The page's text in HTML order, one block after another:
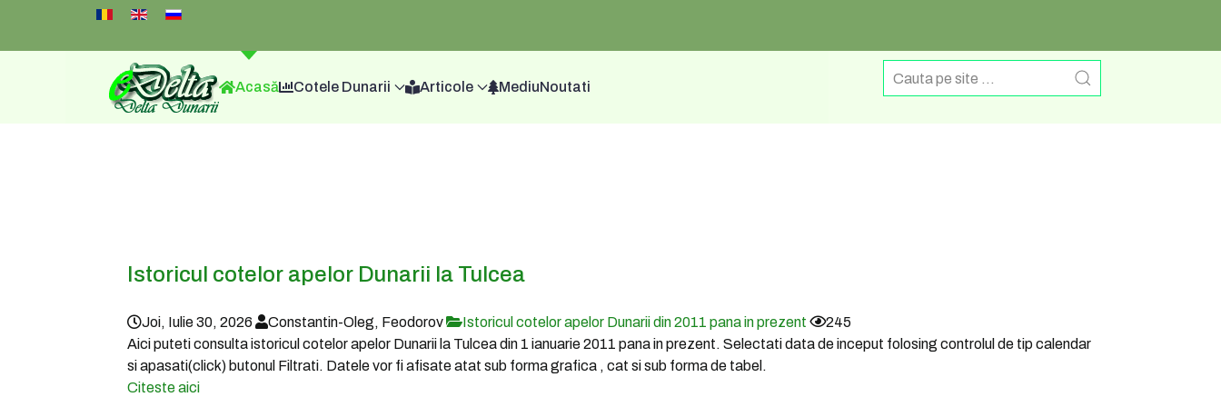
Select your language
Acasă Cotele Dunarii Articole MediuNoutati
Istoricul cotelor apelor Dunarii la Tulcea
Joi, Iulie 30, 2026 Constantin-Oleg, Feodorov Istoricul cotelor apelor Dunarii din 2011 pana in prezent
245
Aici puteti consulta istoricul cotelor apelor Dunarii la Tulcea din 1 ianuarie 2011 pana in prezent. Selectati data de inceput folosing controlul de tip calendar
si apasati(click) butonul Filtrati. Datele vor fi afisate atat sub forma grafica , cat si sub forma de tabel.
Citeste aici